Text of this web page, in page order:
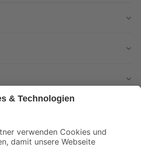
und Aktionen mehr verpassen!